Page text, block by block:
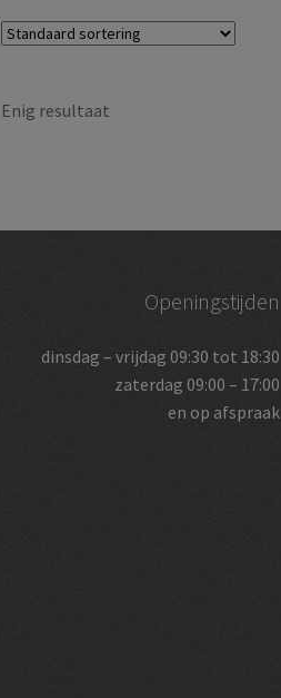
Enig resultaat
Openingstijden
dinsdag – vrijdag 09:30 tot 18:30
zaterdag 09:00 – 17:00
en op afspraak